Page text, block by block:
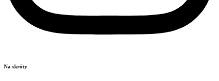
Na skróty